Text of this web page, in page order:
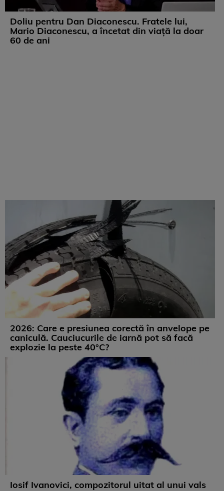
Doliu pentru Dan Diaconescu. Fratele lui,
Mario Diaconescu, a încetat din viață la doar
60 de ani
2026: Care e presiunea corectă în anvelope pe
caniculă. Cauciucurile de iarnă pot să facă
explozie la peste 40°C?
Iosif Ivanovici, compozitorul uitat al unui vals